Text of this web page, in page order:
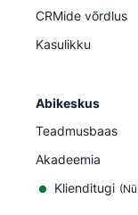
CRMide võrdlus
Kasulikku
Abikeskus
Teadmusbaas
Akadeemia
Klienditugi (